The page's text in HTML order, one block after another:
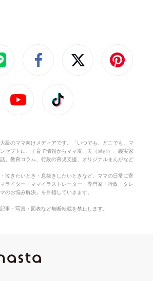
級のママ向けメディアです。「いつでも、どこでも、マ
セプトに、子育て情報からママ友、夫（旦那）、義実家
、教育コラム、行政の育児支援、オリジナルまんがなど
泣きたいとき・息抜きしたいときなど、ママの日常に寄
ライター・ママイラストレーター・専門家・行政・タレ
のお悩み解決」を目指していきます。
事・写真・図表など無断転載を禁止します。